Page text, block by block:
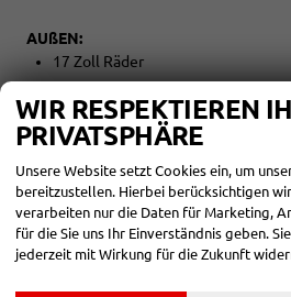
AUßEN:
17 Zoll Räder
Tageszulassung vor Auslieferung
Zwischenverkauf und Irrtümer für
ausdrücklich vorbehalten. Die
lediglich der allgemeinen
stellt keine Gewährleistung im
WIR RESPEKTIEREN
PRIVATSPHÄRE
Unsere Website setzt Cookies ein, um
bereitzustellen. Hierbei berücksichtigen
verarbeiten nur die Daten für Marketing,
für die Sie uns Ihr Einverständnis geben.
jederzeit mit Wirkung für die Zukunft